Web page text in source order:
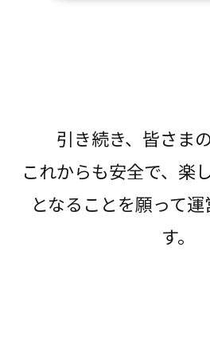
引き続き、皆さま
これからも安全で、楽
となることを願って
す。